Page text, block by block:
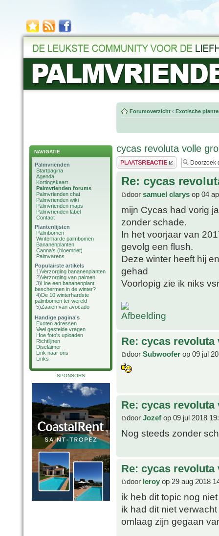
NAVIGATIE
Palmvrienden
Startpagina
Agenda
Kortingskaart
Palmvrienden forums
Palmvrienden chat
Palmvrienden wiki
Palmvrienden maps
Palmvrienden label
Contact
Plantenlijsten
Palmbomen
Winterharde palmbomen
Bananenplanten
Canna's (bloemriet)
Palmvarens
Populairste artikels
1)Verzorging bananenplanten
2)Verzorging van palmen
3)Hoe een bananenplant
beschermen in de winter?
4)De 10 winterhardste
palmbomen ter wereld
5)Zaaien van avocado
Handige pagina's
Exoten adressen
Veel gestelde vragen
Hoe foto's uploaden
Richtlijnen
Disclaimer
Link naar ons
Links
SPONSORS
Forumoverzicht ‹ Exotische
cycas revoluta volle
Plaats een reactie
Re: cycas
door samuel clarys op 04
mijn Cycas had vorig
zonder schade.
In het voorjaar van
gevolg een flush.
Deze winter heeft hij
gehad
Voorlopig zie ik niks
Re: cycas revoluta
door Subwoofer op 09 jul
Re: cycas revoluta
door Jozef op 09 jul 2018
Nog steeds zonder
Re: cycas revoluta
door leroy op 29 aug 2018
ik heb dit topic nog
ik had dit niet
omlaag zijn gegaan